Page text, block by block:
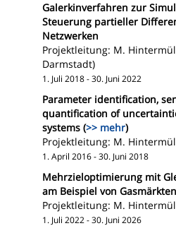
Galerkinverfahren zur
Steuerung partieller
Netzwerken
Projektleitung: M.
Darmstadt)
1. Juli 2018 - 30. Juni 2022
Parameter identification,
quantification of
systems (>> mehr)
Projektleitung: M.
1. April 2016 - 30. Juni 2018
Mehrzieloptimierung mit
am Beispiel von
Projektleitung: M.
1. Juli 2022 - 30. Juni 2026